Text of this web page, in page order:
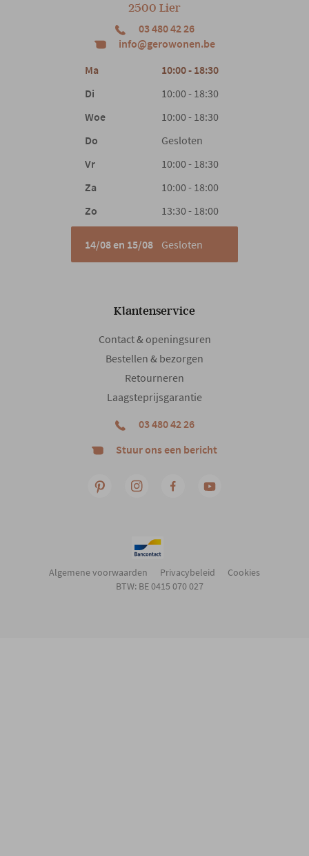
2500 Lier
03 480 42 26
info@gerowonen.be
Ma
10:00 - 18:30
Di
10:00 - 18:30
Woe
10:00 - 18:30
Do
Gesloten
Vr
10:00 - 18:30
Za
10:00 - 18:00
Zo
13:30 - 18:00
14/08 en 15/08 Gesloten
Klantenservice
Contact & openingsuren
Bestellen & bezorgen
Retourneren
Laagsteprijsgarantie
03 480 42 26
Stuur ons een bericht
Algemene voorwaarden Privacybeleid
Cookies
BTW: BE 0415 070 027